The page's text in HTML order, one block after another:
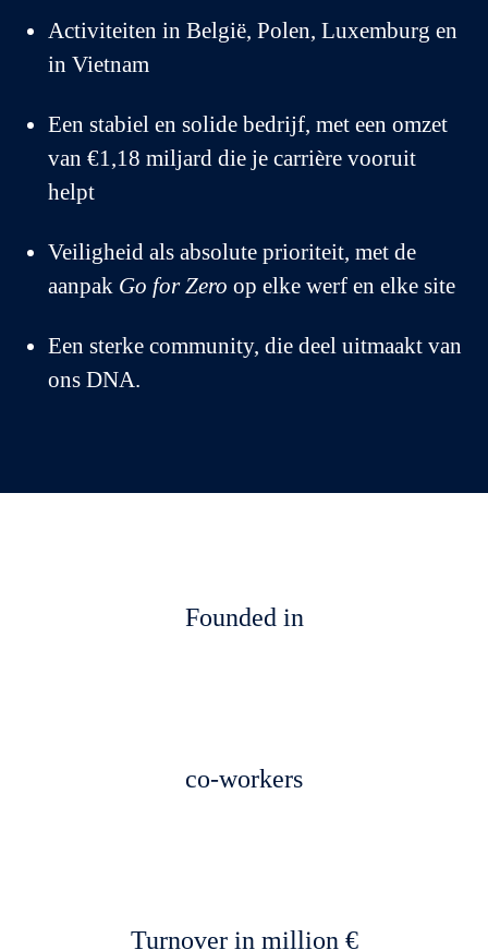
Activiteiten in België, Polen, Luxemburg en
in Vietnam
Een stabiel en solide bedrijf, met een omzet
van €1,18 miljard die je carrière vooruit
helpt
Veiligheid als absolute prioriteit, met de
aanpak Go for Zero op elke werf en elke site
Een sterke community, die deel uitmaakt van
ons DNA.
Founded in
co-workers
Turnover in million €